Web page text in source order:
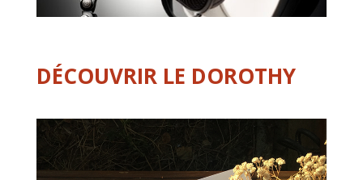
DÉCOUVRIR LE DOROTHY